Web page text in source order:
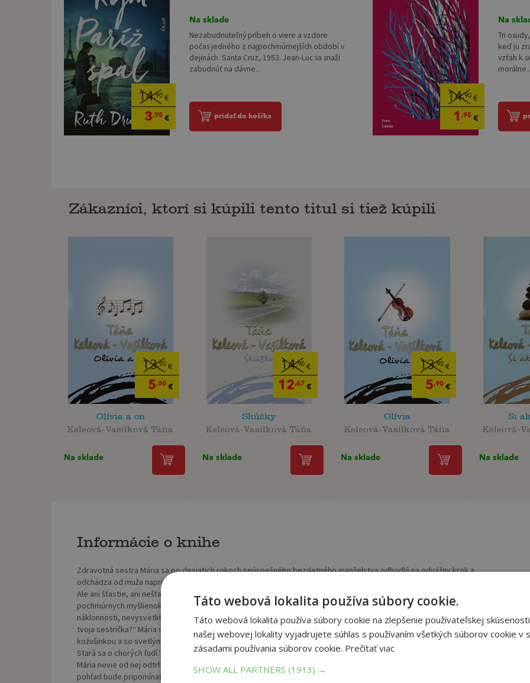
14,90 €
3,95 €
Na sklade
Nezabudnuteľný príbeh o viere a vzdore
počas jedného z najpochmúrnejších období v
dejinách. Santa Cruz, 1953. Jean-Luc sa snaží
zabudnúť na dávne...
pridať do košíka
14,90 €
1 ,95 €
Na
Tri
keď ju
vzťah k
Zákazníci, ktorí si kúpili tento titul si tiež kúpili
13,90 €
5,90 €
Olívia a on
Keleová-Vasilková Táňa
Na sklade
14,90 €
12,67 €
Skúšky
Keleová-Vasilková Táňa
Na sklade
13,90€
5,90€
Olívia
Keleová-Vasilková Táňa
Na sklade
Si
Keleová-
Na sklade
Informácie o knihe
Zdravotná sestra Mária sa po desiatich rokoch neúspešného bezdetného manželstva odhodlá na odvážny krok a
odchádza od muža napriek presvedčeniu, že okrem obľúbenej práce a večernej samoty ju už nič pekné v živote nečaká.
Ale ani šťastie, ani nešťastie netrvajú večne a aj Márii osud napokon prichystá prekvapenie. „Sestrička?“ vyruší ju z
pochmúrnych myšlienok povedomý hlas. Zdvihne oči a stretáva sa s pohľadom pána Drobného. Je plný tichej
náklonnosti, nevysvetliteľnej nehy. A smútku... Skôr než stihne nejako zareagovať, ozve sa milý detský hlások: „To je
tvoja sestrička?“ Mária si až teraz všimne, že drží za ruku malé dievčatko. V ružovej bundičke lemovanej bielou
kožušinkou a so svetlými vláskami vyzerá ako dieťa z reklamy. „Nie,“ zasmeje sa jej ocko. „To je sestrička z nemocnice.
Stará sa o chorých ľudí.“ „Aj o moju mamičku?“ „Áno, aj o tvoju mamičku.“ Dievčatko stíchne a zvedavo si ju obzerá.
Mária nevie od nej odtrhnúť pohľad. Očká má veľké, guľaté... uvedomí si, že sú kópiou očí jej mamy. Každučký deň mu jej
pohľad bude pripomínať tú stratu...
Táto webová lokalita používa súbory cookie.
Táto webová lokalita používa súbory cookie na zlepšenie používateľskej
našej webovej lokality vyjadrujete súhlas s používaním všetkých súborov cookie v
zásadami používania súborov cookie. Prečítať viac
SHOW ALL PARTNERS (1913) →